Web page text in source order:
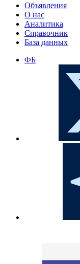
Объявления
О нас
Аналитика
Справочник
База данных
ФБ